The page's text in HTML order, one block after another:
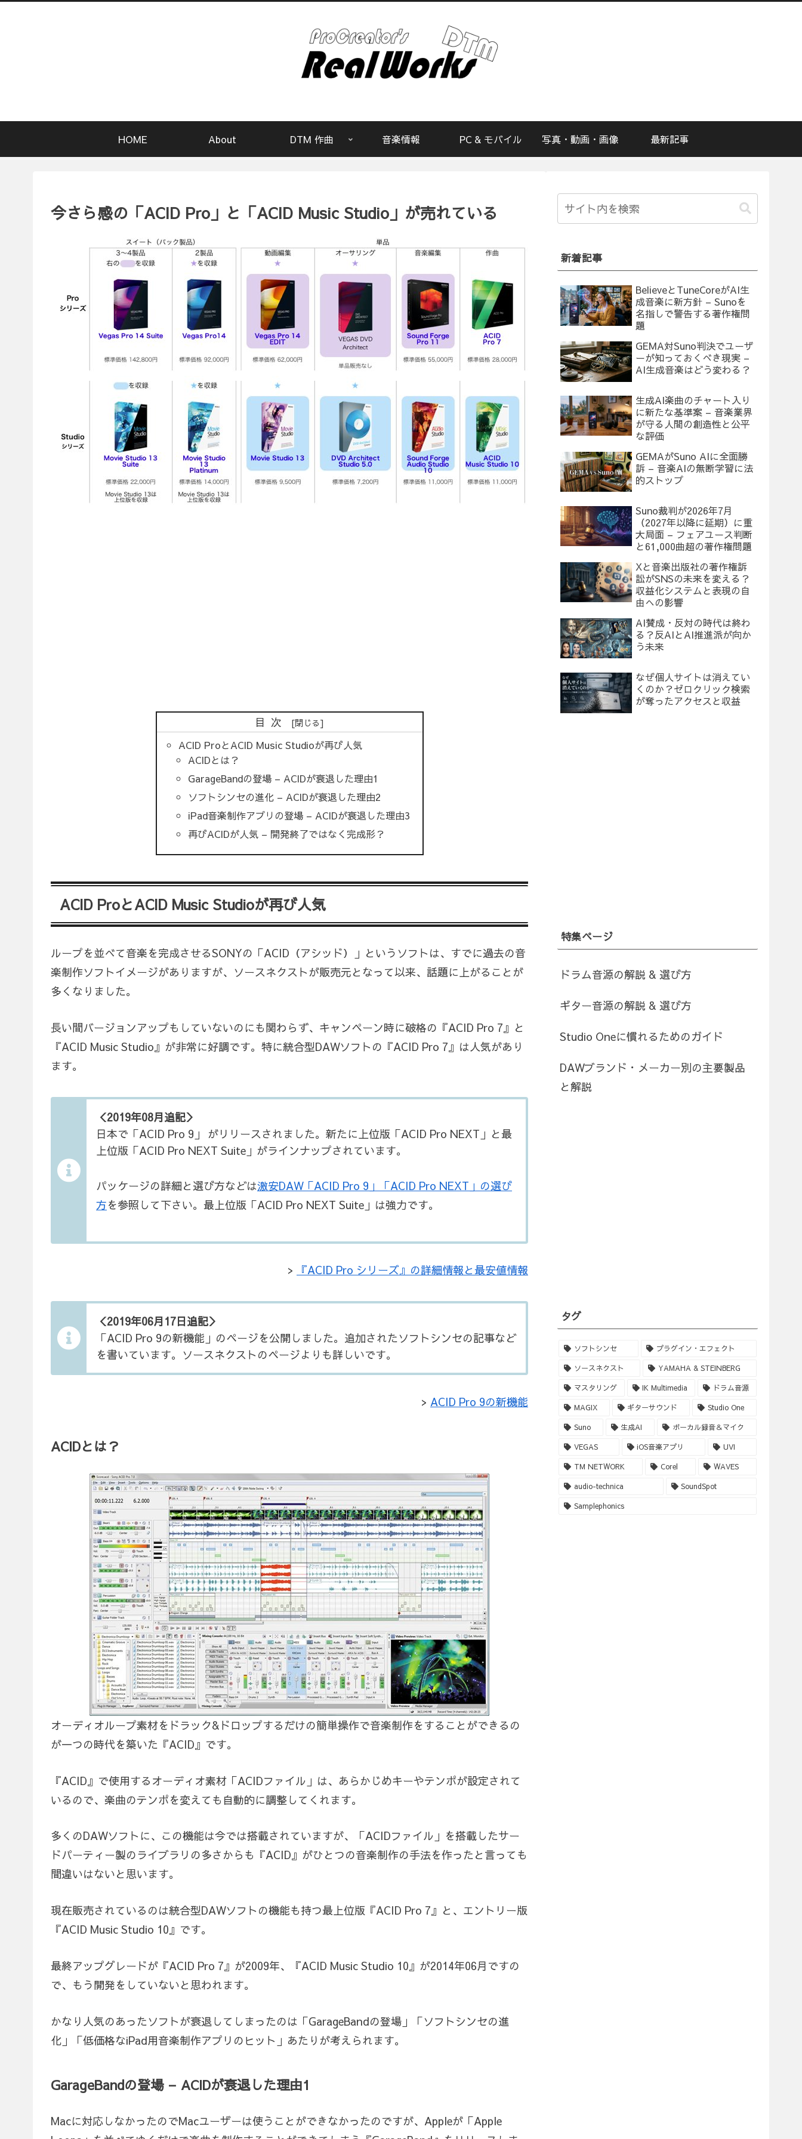
HOME About DTM 作曲 音楽情報 PC & モバイル 写真・動画・画像 最新記事
今さら感の「ACID Pro」と「ACID Music Studio」が売れている
目次
ACID ProとACID Music Studioが再び人気
ACIDとは？
GarageBandの登場 – ACIDが衰退した理由1
ソフトシンセの進化 – ACIDが衰退した理由2
iPad音楽制作アプリの登場 – ACIDが衰退した理由3
再びACIDが人気 – 開発終了ではなく完成形？
ACID ProとACID Music Studioが再び人気
ループを並べて音楽を完成させるSONYの「ACID（アシッド）」というソフトは、すでに過去の音
楽制作ソフトイメージがありますが、ソースネクストが販売元となって以来、話題に上がることが
多くなりました。
長い間バージョンアップもしていないのにも関わらず、キャンペーン時に破格の『ACID Pro 7』と
『ACID Music Studio』が非常に好調です。特に統合型DAWソフトの『ACID Pro 7』は人気があり
ます。
＜2019年08月追記＞
日本で「ACID Pro 9」 がリリースされました。新たに上位版「ACID Pro NEXT」と最
上位版「ACID Pro NEXT Suite」がラインナップされています。
パッケージの詳細と選び方などは激安DAW「ACID Pro 9」「ACID Pro NEXT」の選び
方を参照して下さい。最上位版「ACID Pro NEXT Suite」は強力です。
> 『ACID Pro シリーズ』の詳細情報と最安値情報
＜2019年06月17日追記＞
「ACID Pro 9の新機能」のページを公開しました。追加されたソフトシンセの記事など
を書いています。ソースネクストのページよりも詳しいです。
> ACID Pro 9の新機能
ACIDとは？
オーディオループ素材をドラック&ドロップするだけの簡単操作で音楽制作をすることができるの
が一つの時代を築いた『ACID』です。
『ACID』で使用するオーディオ素材「ACIDファイル」は、あらかじめキーやテンポが設定されて
いるので、楽曲のテンポを変えても自動的に調整してくれます。
多くのDAWソフトに、この機能は今では搭載されていますが、「ACIDファイル」を搭載したサー
ドパーティー製のライブラリの多さからも『ACID』がひとつの音楽制作の手法を作ったと言っても
間違いはないと思います。
現在販売されているのは統合型DAWソフトの機能も持つ最上位版『ACID Pro 7』と、エントリー版
『ACID Music Studio 10』です。
最終アップグレードが『ACID Pro 7』が2009年、『ACID Music Studio 10』が2014年06月ですの
で、もう開発をしていないと思われます。
かなり人気のあったソフトが衰退してしまったのは「GarageBandの登場」「ソフトシンセの進
化」「低価格なiPad用音楽制作アプリのヒット」あたりが考えられます。
GarageBandの登場 – ACIDが衰退した理由1
Macに対応しなかったのでMacユーザーは使うことができなかったのですが、Appleが「Apple
新着記事
BelieveとTuneCoreがAI生
成音楽に新方針 – Sunoを
名指しで警告する著作権問
題
GEMA対Suno判決でユーザ
ーが知っておくべき現実 –
AI生成音楽はどう変わる？
生成AI楽曲のチャート入り
に新たな基準案 – 音楽業界
が守る人間の創造性と公平
な評価
GEMAがSuno AIに全面勝
訴 – 音楽AIの無断学習に法
的ストップ
Suno裁判が2026年7月
（2027年以降に延期）に重
大局面 – フェアユース判断
と61,000曲超の著作権問題
Xと音楽出版社の著作権訴
訟がSNSの未来を変える？
収益化システムと表現の自
由への影響
AI賛成・反対の時代は終わ
る？反AIとAI推進派が向か
う未来
なぜ個人サイトは消えてい
くのか？ゼロクリック検索
が奪ったアクセスと収益
特集ページ
ドラム音源の解説 & 選び方
ギター音源の解説 & 選び方
Studio Oneに慣れるためのガイド
DAWブランド・メーカー別の主要製品
と解説
タグ
ソフトシンセ プラグイン・エフェクト
ソースネクスト YAMAHA & STEINBERG
マスタリング IK Multimedia ドラム音源
MAGIX ギターサウンド Studio One
Suno 生成AI ボーカル録音＆マイク
VEGAS iOS音楽アプリ UVI
TM NETWORK Corel WAVES
audio-technica SoundSpot
Samplephonics